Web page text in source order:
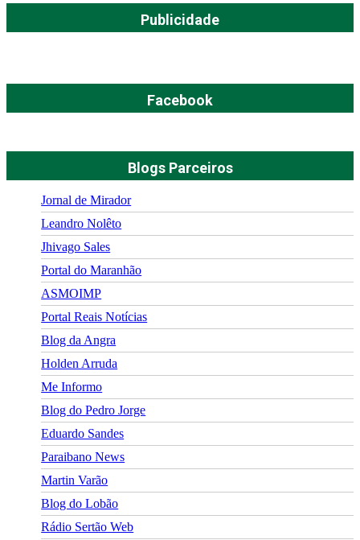
Publicidade
Facebook
Blogs Parceiros
Jornal de Mirador
Leandro Nolêto
Jhivago Sales
Portal do Maranhão
ASMOIMP
Portal Reais Notí­cias
Blog da Angra
Holden Arruda
Me Informo
Blog do Pedro Jorge
Eduardo Sandes
Paraibano News
Martin Varão
Blog do Lobão
Rádio Sertão Web